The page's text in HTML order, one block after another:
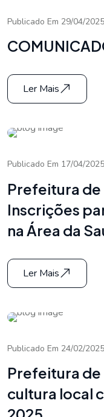
Publicado Em 29/04/2025
Ler Mais
Publicado Em 17/04/2025
Prefeitura
Inscrições
na Área da
Ler Mais
Publicado Em 24/02/2025
Prefeitura
cultura local